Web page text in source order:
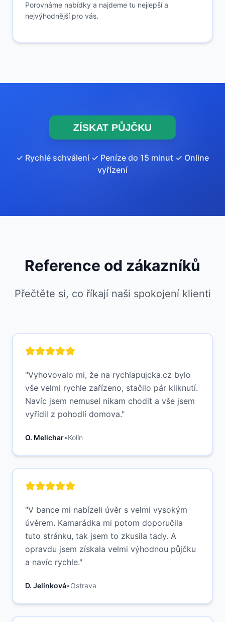
Porovnáme nabídky a najdeme tu nejlepší a
nejvýhodnější pro vás.
ZÍSKAT PŮJČKU
✓ Rychlé schválení ✓ Peníze do 15 minut ✓ Online
vyřízení
Reference od zákazníků
Přečtěte si, co říkají naši spokojení klienti
"Vyhovovalo mi, že na rychlapujcka.cz bylo
vše velmi rychle zařízeno, stačilo pár kliknutí.
Navíc jsem nemusel nikam chodit a vše jsem
vyřídil z pohodlí domova."
O. Melichar•Kolín
"V bance mi nabízeli úvěr s velmi vysokým
úvěrem. Kamarádka mi potom doporučila
tuto stránku, tak jsem to zkusila tady. A
opravdu jsem získala velmi výhodnou půjčku
a navíc rychle."
D. Jelínková•Ostrava